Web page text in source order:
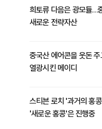
희토류 다음은 광모듈…
새로운 전략자산
중국산 에어콘을 웃돈 주
열광시킨 메이디
스티븐 로치 '과거의 홍
'새로운 홍콩'은 진행중